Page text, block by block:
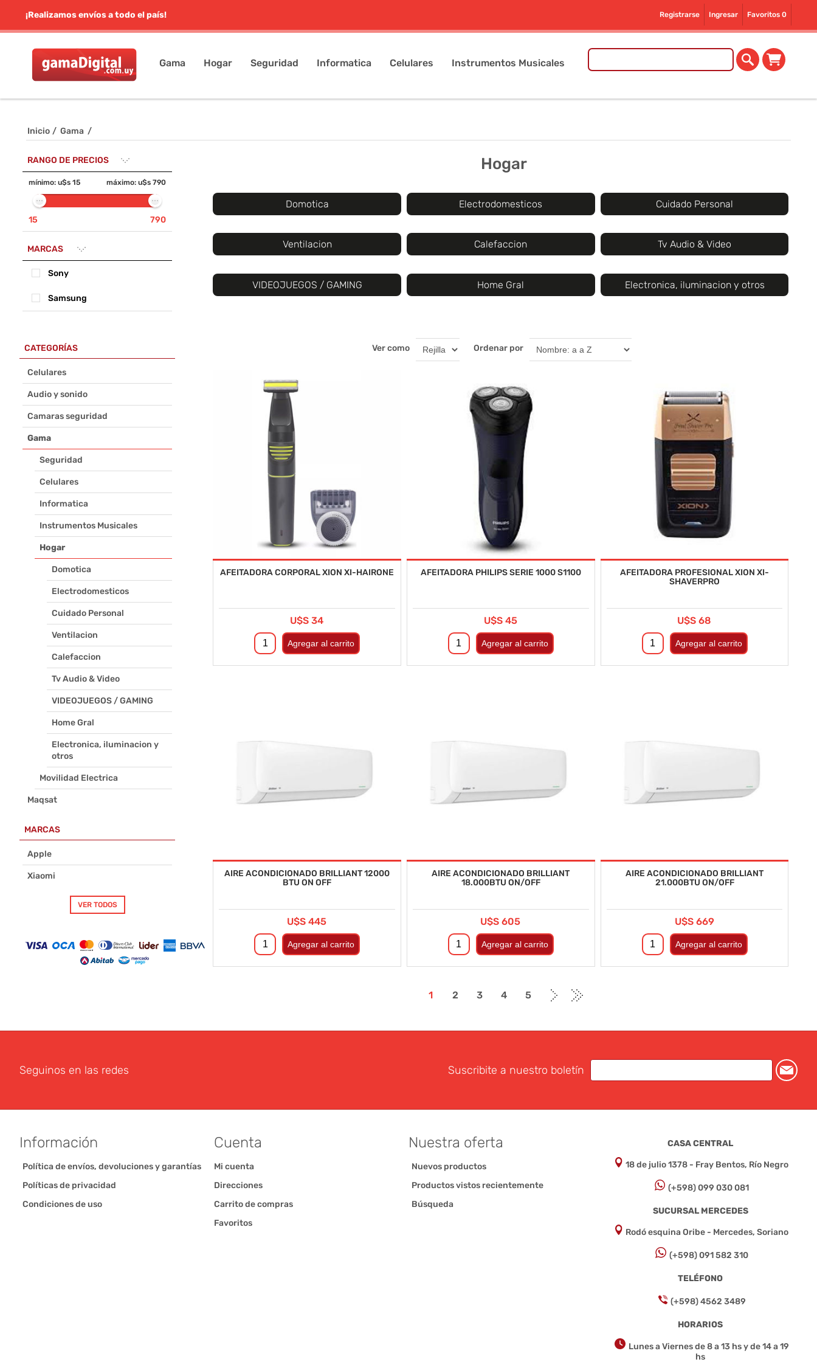
Registrarse Ingresar Favoritos 0
¡Realizamos envíos a todo el país!
Gama Hogar Seguridad Informatica Celulares Instrumentos Musicales
Inicio / Gama /
Hogar
Domotica Electrodomesticos Cuidado Personal
Ventilacion Calefaccion Tv Audio & Video
VIDEOJUEGOS / GAMING Home Gral Electronica, iluminacion y otros
Ver como Ordenar por
AFEITADORA CORPORAL XION XI-HAIRONE
U$S 34
AFEITADORA PHILIPS SERIE 1000 S1100
U$S 45
AFEITADORA PROFESIONAL XION XI-
SHAVERPRO
U$S 68
AIRE ACONDICIONADO BRILLIANT 12000
BTU ON OFF
U$S 445
AIRE ACONDICIONADO BRILLIANT
18.000BTU ON/OFF
U$S 605
AIRE ACONDICIONADO BRILLIANT
21.000BTU ON/OFF
U$S 669
1 2 3 4 5
RANGO DE PRECIOS
mínimo: u$s 15 máximo: u$s 790
15 790
MARCAS
Sony
Samsung
CATEGORÍAS
Celulares
Audio y sonido
Camaras seguridad
Gama
Seguridad
Celulares
Informatica
Instrumentos Musicales
Hogar
Domotica
Electrodomesticos
Cuidado Personal
Ventilacion
Calefaccion
Tv Audio & Video
VIDEOJUEGOS / GAMING
Home Gral
Electronica, iluminacion y
otros
Movilidad Electrica
Maqsat
MARCAS
Apple
Xiaomi
VER TODOS
Seguinos en las redes Suscribite a nuestro boletín
Información
Política de envíos, devoluciones y garantías
Políticas de privacidad
Condiciones de uso
Cuenta
Mi cuenta
Direcciones
Carrito de compras
Favoritos
Nuestra oferta
Nuevos productos
Productos vistos recientemente
Búsqueda
CASA CENTRAL
18 de julio 1378 - Fray Bentos, Río Negro
(+598) 099 030 081
SUCURSAL MERCEDES
Rodó esquina Oribe - Mercedes, Soriano
(+598) 091 582 310
TELÉFONO
(+598) 4562 3489
HORARIOS
Lunes a Viernes de 8 a 13 hs y de 14 a 19
hs